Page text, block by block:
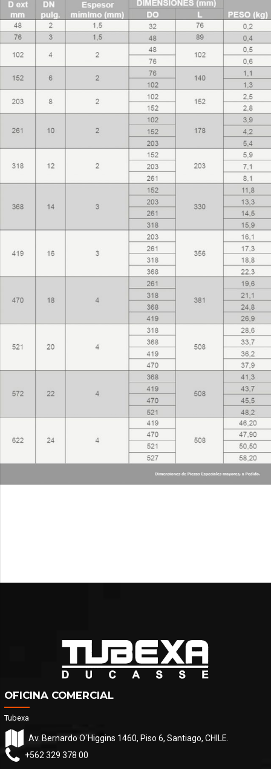
OFICINA COMERCIAL
Tubexa
Av. Bernardo O´Higgins 1460, Piso 6, Santiago, CHILE.
+562 329 378 00